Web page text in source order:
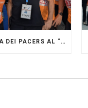
GRANDE FESTA DEI PACERS AL “GARDA LAKE RUNNING FESTIVAL”